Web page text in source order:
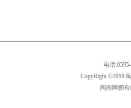
电话
CopyRight ©2019
闽南网拥